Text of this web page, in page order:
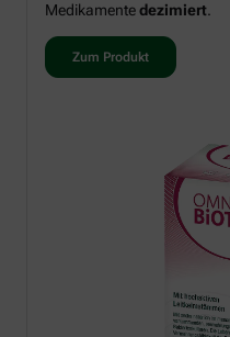
Medikamentedezimiert.
Zum Produkt